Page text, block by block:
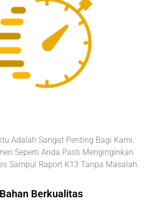
Adalah Sangat Penting Bagi Kami.
Seperti Anda Pasti Menginginkan
Sampul Raport K13 Tanpa Masalah.
Bahan Berkualitas